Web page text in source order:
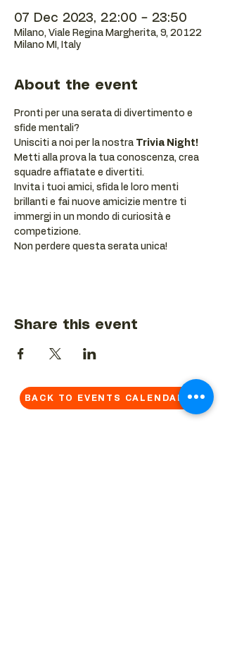
07 Dec 2023, 22:00 – 23:50
Milano, Viale Regina Margherita, 9, 20122
Milano MI, Italy
About the event
Pronti per una serata di divertimento e
sfide mentali?
Unisciti a noi per la nostra Trivia Night!
Metti alla prova la tua conoscenza, crea
squadre affiatate e divertiti.
Invita i tuoi amici, sfida le loro menti
brillanti e fai nuove amicizie mentre ti
immergi in un mondo di curiosità e
competizione.
Non perdere questa serata unica!
Share this event
BACK TO EVENTS CALENDAR →